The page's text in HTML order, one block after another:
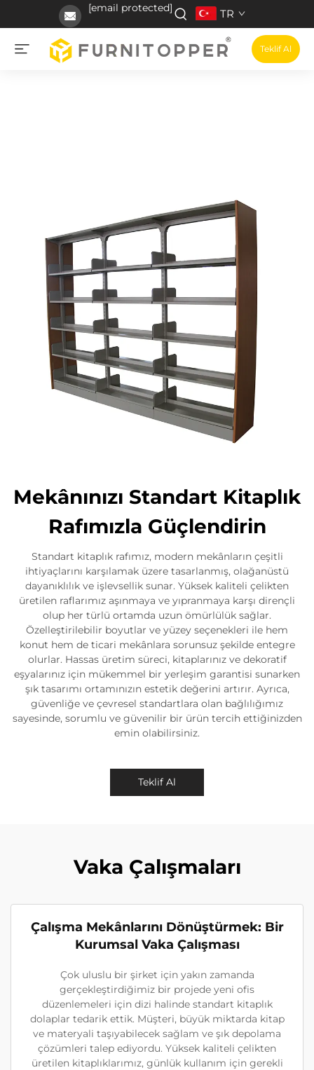
[email protected] TR
Teklif Al
Mekânınızı Standart Kitaplık
Rafımızla Güçlendirin
Standart kitaplık rafımız, modern mekânların çeşitli
ihtiyaçlarını karşılamak üzere tasarlanmış, olağanüstü
dayanıklılık ve işlevsellik sunar. Yüksek kaliteli çelikten
üretilen raflarımız aşınmaya ve yıpranmaya karşı dirençli
olup her türlü ortamda uzun ömürlülük sağlar.
Özelleştirilebilir boyutlar ve yüzey seçenekleri ile hem
konut hem de ticari mekânlara sorunsuz şekilde entegre
olurlar. Hassas üretim süreci, kitaplarınız ve dekoratif
eşyalarınız için mükemmel bir yerleşim garantisi sunarken
şık tasarımı ortamınızın estetik değerini artırır. Ayrıca,
güvenliğe ve çevresel standartlara olan bağlılığımız
sayesinde, sorumlu ve güvenilir bir ürün tercih ettiğinizden
emin olabilirsiniz.
Teklif Al
Vaka Çalışmaları
Çalışma Mekânlarını Dönüştürmek: Bir
Kurumsal Vaka Çalışması
Çok uluslu bir şirket için yakın zamanda
gerçekleştirdiğimiz bir projede yeni ofis
düzenlemeleri için dizi halinde standart kitaplık
dolaplar tedarik ettik. Müşteri, büyük miktarda kitap
ve materyali taşıyabilecek sağlam ve şık depolama
çözümleri talep ediyordu. Yüksek kaliteli çelikten
üretilen kitaplıklarımız, günlük kullanım için gerekli